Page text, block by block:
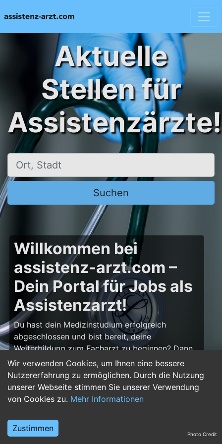
Wir verwenden Cookies, um Ihnen eine bessere
Nutzererfahrung zu ermöglichen. Durch die Nutzung
unserer Webseite stimmen Sie unserer Verwendung
von Cookies zu. Mehr Informationen
Zustimmen
Aktuelle
Stellen für
Assistenzärzte!
Ort, Stadt
Suchen
Willkommen bei
assistenz-arzt.com –
Dein Portal für Jobs als
Assistenzarzt!
Du hast dein Medizinstudium erfolgreich
abgeschlossen und bist bereit, deine
Weiterbildung zum Facharzt zu beginnen? Dann
bist du aufassistenz-arzt.comgenau richtig!
Hier findest du zahlreiche Stellenangebote für
Assistenzärzte in allen Fachrichtungen – von der
Inneren Medizin über die Chirurgie bis hin zur
deine Karriere im Arztberuf und finde die
passende Klinik oder Praxis für deinen nächstenPhoto Credit